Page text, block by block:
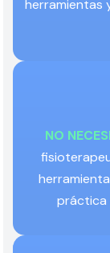
herramientas
NO
práctica